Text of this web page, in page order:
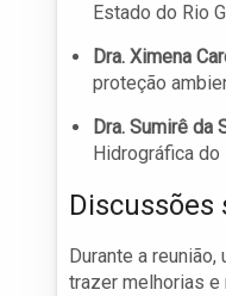
Estado do Rio
Dra. Ximena
proteção
Dra. Sumirê da
Hidrográfica
Durante a
trazer melhorias e